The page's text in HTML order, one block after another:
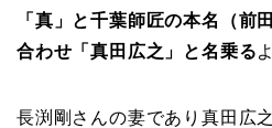
「真」と千葉師匠の本名（前
合わせ 「真田広之」と名乗る
長渕剛さんの妻であり真田広